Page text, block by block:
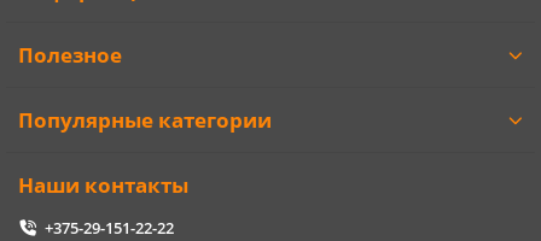
Полезное
Популярные категории
Наши контакты
+375-29-151-22-22